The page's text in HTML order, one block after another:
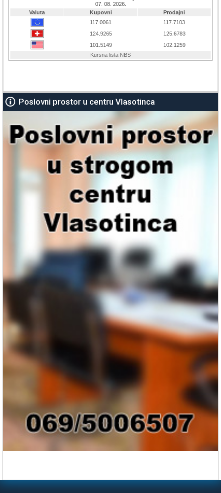
Poslovni prostor u centru Vlasotinca